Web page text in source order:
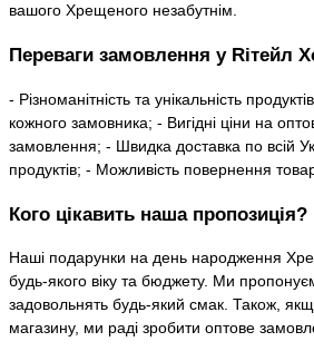
вашого Хрещеного незабутнім.
Переваги замовлення у Rітейл
- Різноманітність та унікальність
кожного замовника; - Вигідні ціни на
замовлення; - Швидка доставка по всій
продуктів; - Можливість повернення
Кого цікавить наша пропозиція?
Наші подарунки на день народження
будь-якого віку та бюджету. Ми
задовольнять будь-який смак. Також,
магазину, ми раді зробити оптове